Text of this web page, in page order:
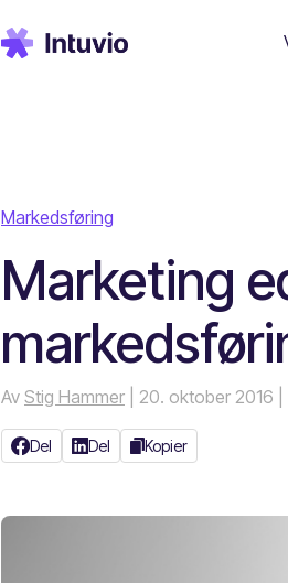
Markedsføring
Marketing
Av Stig Hammer | 20. oktober 2016
Del Del Kopier